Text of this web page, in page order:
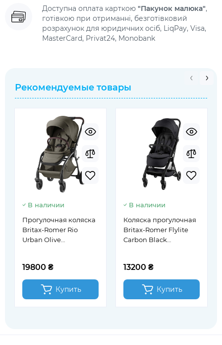
Доступна оплата карткою "Пакунок малюка",
готівкою при отриманні, безготівковий
розрахунок для юридичних осіб, LiqPay, Visa,
MasterCard, Privat24, Monobank
Рекомендуемые товары
В наличии
Прогулочная коляска
Britax-Romer Rio
Urban Olive
19800 ₴
Купить
В наличии
Коляска прогулочная
Britax-Romer Flylite
Carbon Black
13200 ₴
Купить